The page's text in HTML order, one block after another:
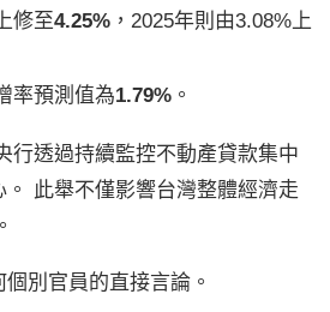
修至4.25% ，2025年則由3.08%上
率預測值為1.79% 。
行透過持續監控不動產貸款集中
此舉不僅影響台灣整體經濟走
別官員的直接言論。